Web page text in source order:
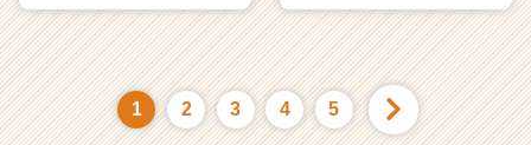
1 2 3 4 5